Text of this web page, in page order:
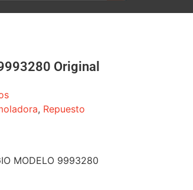
Original
, Repuesto
MODELO 9993280